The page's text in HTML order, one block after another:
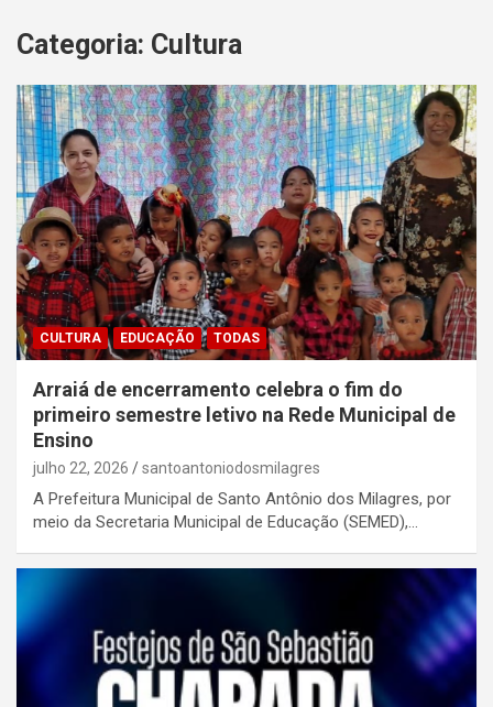
Categoria: Cultura
CULTURA EDUCAÇÃO TODAS
Arraiá de encerramento celebra o fim do
primeiro semestre letivo na Rede Municipal de
Ensino
julho 22, 2026 santoantoniodosmilagres
A Prefeitura Municipal de Santo Antônio dos Milagres, por
meio da Secretaria Municipal de Educação (SEMED),…